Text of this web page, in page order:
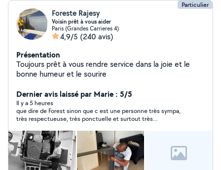
Particulier
Foreste Rajesy
Voisin prêt à vous aider
Paris (Grandes Carrieres 4)
4,9/5 (240 avis)
Présentation
Toujours prêt à vous rendre service dans la joie et le
bonne humeur et le sourire
Dernier avis laissé par Marie : 5/5
Il y a 5 heures
que dire de Forest sinon que c est une personne très sympa,
très respectueuse, très ponctuelle et surtout très
mes meubles en 3heures et dans une très bonne ambiance et
avec un très grand soin je le recommande vivement.Faites lui
confiance il s' occupé de tout et niveau tarif il est très
compétitifs Mille mercis encore à Forest et son collègue